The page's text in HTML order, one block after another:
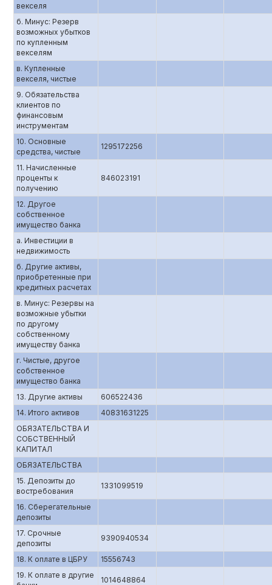
векселя
б. Минус: Резерв
возможных убытков
по купленным
векселям
в. Купленные
векселя, чистые
9. Обязательства
клиентов по
финансовым
инструментам
10. Основные
средства, чистые
1295172256
11. Начисленные
проценты к
получению
846023191
12. Другое
собственное
имущество банка
а. Инвестиции в
недвижимость
б. Другие активы,
приобретенные при
кредитных расчетах
в. Минус: Резервы на
возможные убытки
по другому
собственному
имуществу банка
г. Чистые, другое
собственное
имущество банка
13. Другие активы
606522436
14. Итого активов
40831631225
ОБЯЗАТЕЛЬСТВА И
СОБСТВЕННЫЙ
КАПИТАЛ
ОБЯЗАТЕЛЬСТВА
15. Депозиты до
востребования
1331099519
16. Сберегательные
депозиты
17. Срочные
депозиты
9390940534
18. К оплате в ЦБРУ
15556743
19. К оплате в другие
1014648864